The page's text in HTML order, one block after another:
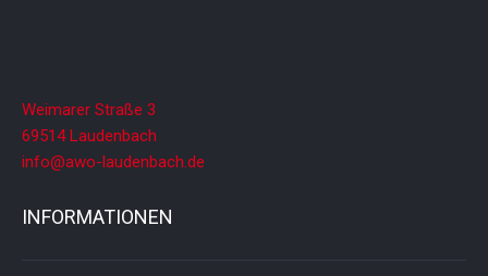
Weimarer Straße 3
69514 Laudenbach
info@awo-laudenbach.de
INFORMATIONEN